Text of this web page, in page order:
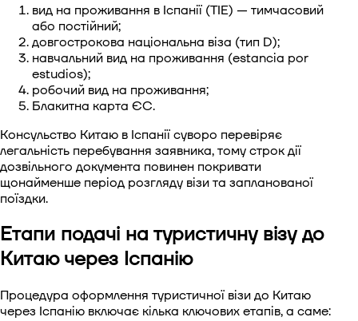
вид на проживання в Іспанії (TIE) — тимчасовий
або постійний;
довгострокова національна віза (тип D);
навчальний вид на проживання (estancia por
estudios);
робочий вид на проживання;
Блакитна карта ЄС.
Консульство Китаю в Іспанії суворо перевіряє
легальність перебування заявника, тому строк дії
дозвільного документа повинен покривати
щонайменше період розгляду візи та запланованої
поїздки.
Етапи подачі на туристичну візу до
Китаю через Іспанію
Процедура оформлення туристичної візи до Китаю
через Іспанію включає кілька ключових етапів, а саме: